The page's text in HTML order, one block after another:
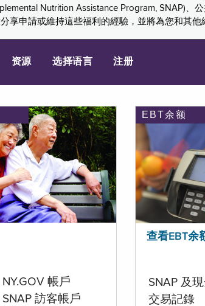
Nutrition Assistance Program, SNAP)、
享申請或維持這些福利的經驗，並將為您和其他
资源 选择语言 注册
帳戶
訪客帳戶
EBT余额
查看EBT余
SNAP 及
交易記錄